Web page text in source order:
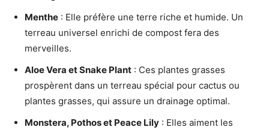
Menthe : Elle préfère une terre riche et humide. Un
terreau universel enrichi de compost fera des
merveilles.
Aloe Vera et Snake Plant : Ces plantes grasses
prospèrent dans un terreau spécial pour cactus ou
plantes grasses, qui assure un drainage optimal.
Monstera, Pothos et Peace Lily : Elles aiment les